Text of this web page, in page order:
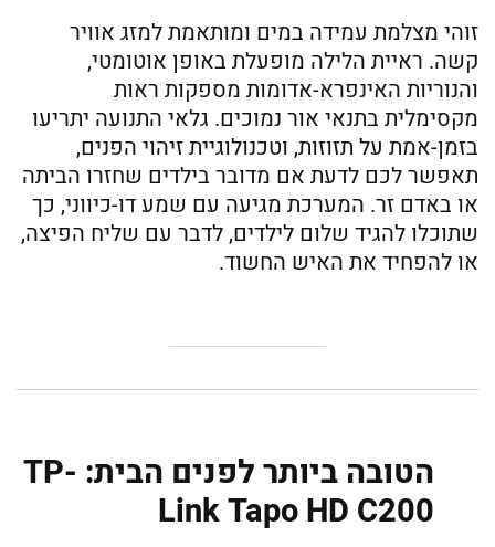
זוהי מצלמת עמידה במים ומותאמת למזג אוויר
קשה. ראיית הלילה מופעלת באופן אוטומטי,
והנוריות האינפרא-אדומות מספקות ראות
מקסימלית בתנאי אור נמוכים. גלאי התנועה יתריעו
בזמן-אמת על תזוזות, וטכנולוגיית זיהוי הפנים,
תאפשר לכם לדעת אם מדובר בילדים שחזרו הביתה
או באדם זר. המערכת מגיעה עם שמע דו-כיווני, כך
שתוכלו להגיד שלום לילדים, לדבר עם שליח הפיצה,
או להפחיד את האיש החשוד.
הטובה ביותר לפנים הבית: TP-
Link Tapo HD C200